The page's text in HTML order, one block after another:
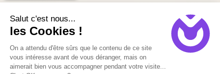
Salut c'est nous...
les Cookies !
On a attendu d'être sûrs que le contenu de ce site
vous intéresse avant de vous déranger, mais on
aimerait bien vous accompagner pendant votre visite...